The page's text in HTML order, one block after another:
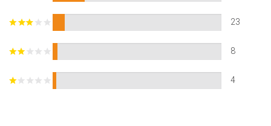
23
8
4